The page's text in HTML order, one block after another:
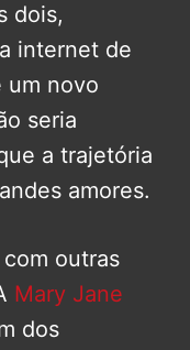
dois,
internet de
um novo
seria
a trajetória
amores.
outras
Mary Jane
dos